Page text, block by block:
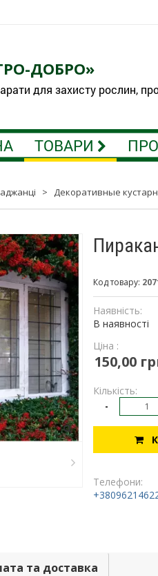
ДОБРО»
для захисту рослин,
ТОВАРИ
> Декоративные
Код товару:
Наявність:
В наявності
Ціна :
150,00
Кількість:
-
Телефони:
та доставка